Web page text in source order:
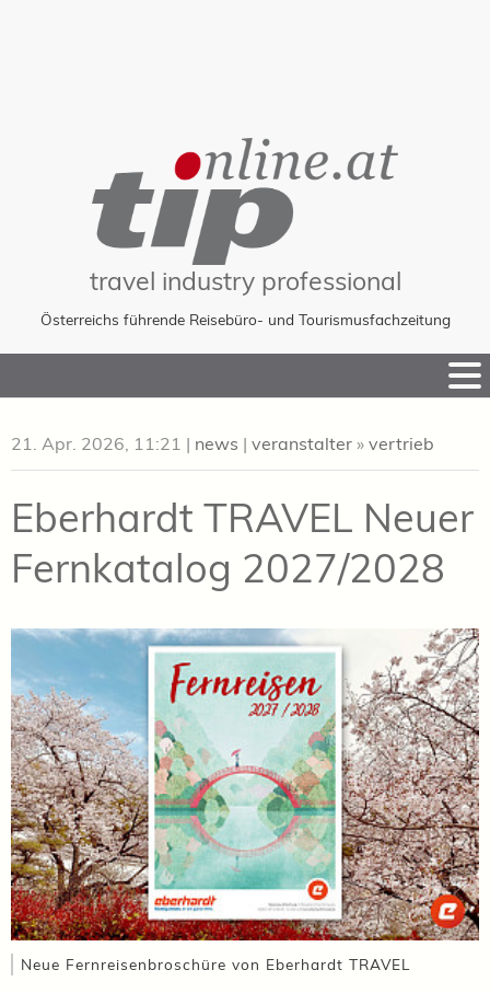
travel industry professional
Österreichs führende Reisebüro- und Tourismusfachzeitung
to
21. Apr. 2026, 11:21 | news | veranstalter » vertrieb
Eberhardt TRAVEL Neuer
Fernkatalog 2027/2028
Neue Fernreisenbroschüre von Eberhardt TRAVEL